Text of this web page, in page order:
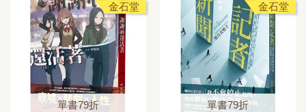
金石堂
單書79折
金石堂
單書79折